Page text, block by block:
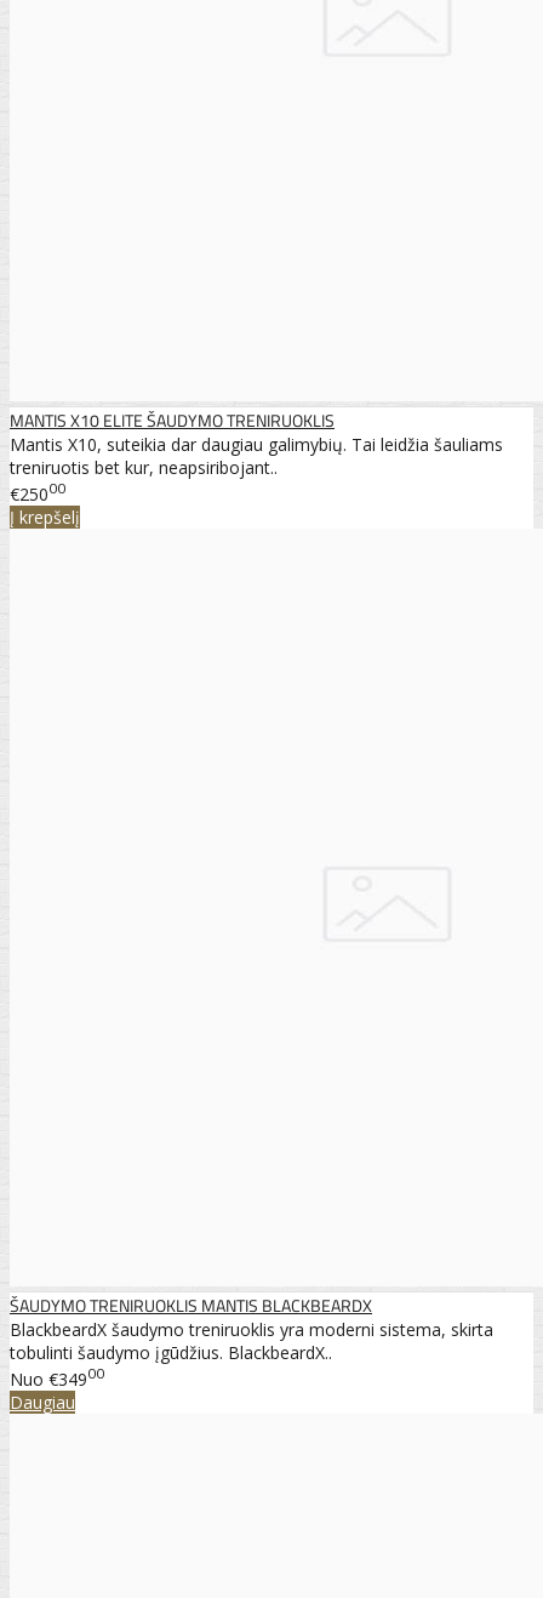
MANTIS X10 ELITE ŠAUDYMO TRENIRUOKLIS
Mantis X10, suteikia dar daugiau galimybių. Tai leidžia šauliams
treniruotis bet kur, neapsiribojant..
€25000
Į krepšelį
ŠAUDYMO TRENIRUOKLIS MANTIS BLACKBEARDX
BlackbeardX šaudymo treniruoklis yra moderni sistema, skirta
tobulinti šaudymo įgūdžius. BlackbeardX..
Nuo €34900
Daugiau